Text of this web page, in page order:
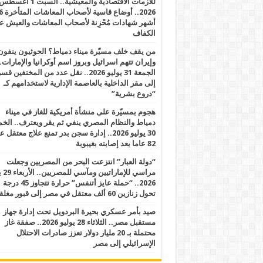
2026.. أوضاع قاسية لأصحاب المعاشات المتأخرة 6
أشهر شهادات مُحْزِنة لأصحاب المعاشات والعيش
الكفاف
من يقف خلف مسيّرة ميناء دمياط؟ الحوثيون
وإيران تتهم اسرائيل وبروز اسم أوكرانيا
الجمعة 31 يوليو 2026.. نقل عدد من المختفين
إلى مقر الداخلية بالعاصمة الإدارية لاستخدامهم كـ
“دروع بشرية”
هجوم بمسيّرة على منشأة أمريكية للغاز في ميناء
دمياط والنظام المصري ينفي ثم يقر ويعترف..
30 يوليو 2026.. إدارة سجن بدر تمنع علاج
82 عاما بعد إصابته بغيبوبة
“دولة العبار” انتزعت البحر من المصريين وجعلت
2026.. “حملة عايز أتنفس” حرارة تتجاوز 45 درجة
تحول زنازين 60 ألف معتقل في مصر إلى قبور مغلقة
صيد بأمر عسكري بحيرة البردويل تحت إدارة جهاز
مستقبل مصر.. الثلاثاء 28 يوليو 2026.. صفقة غاز
محتملة بـ 20 مليار دولار تعزز صادرات الاحتلال
الإسرائيلي إلى مصر